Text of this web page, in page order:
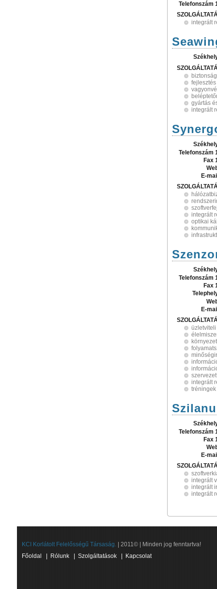
Telefonszám
integrált
fejlesztés
gyártás
integrált
Telefonszám
Fax
E-
integrált
optikai
Telefonszám
Fax
E-
integrált
tréningek
Telefonszám
Fax
E-
integrált
integrált
integrált
KCI Korlátolt Felelősségű Társaság. | 2011© | Minden jog fenntartva!
Főoldal
Rólunk Szolgáltatások Kapcsolat